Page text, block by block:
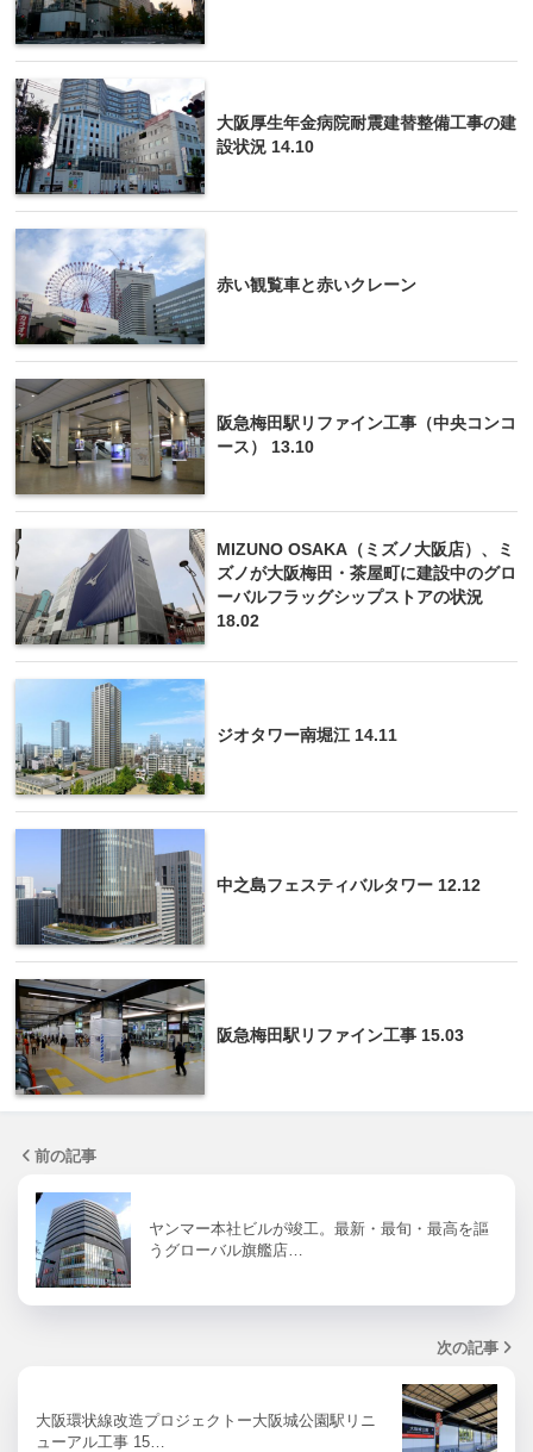
大阪厚生年金病院耐震建替整備工事の建
設状況 14.10
赤い観覧車と赤いクレーン
阪急梅田駅リファイン工事（中央コンコ
ース） 13.10
MIZUNO OSAKA（ミズノ大阪店）、ミ
ズノが大阪梅田・茶屋町に建設中のグロ
ーバルフラッグシップストアの状況
18.02
ジオタワー南堀江 14.11
中之島フェスティバルタワー 12.12
阪急梅田駅リファイン工事 15.03
前の記事
ヤンマー本社ビルが竣工。最新・最旬・最高を謳
うグローバル旗艦店…
次の記事
大阪環状線改造プロジェクトー大阪城公園駅リニ
ューアル工事 15…